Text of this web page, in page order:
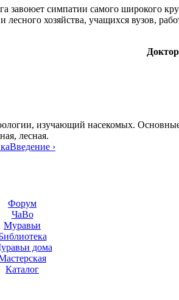
завоюет симпатии самого широкого
хозяйства, учащихся вузов,
изучающий насекомых.
лесная.
Введение ›
Форум
ЧаВо
Муравьи
дома
Каталог